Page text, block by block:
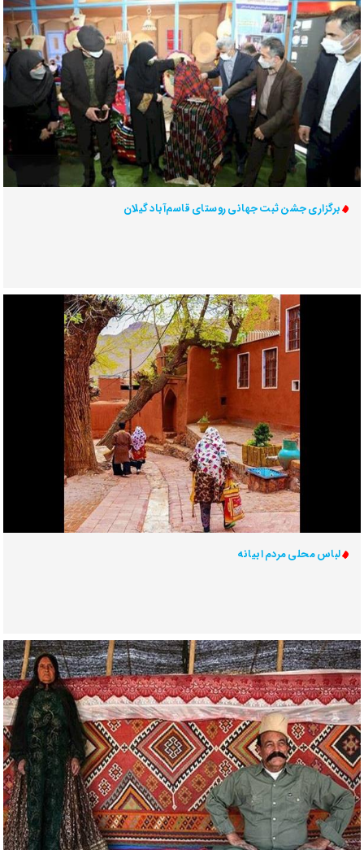
برگزاری جشن ثبت جهانی روستای قاسم‌آباد گیلان
لباس محلی مردم ابیانه